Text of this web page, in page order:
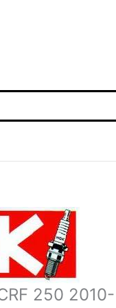
250 2010-
Aktueller
Preis
ist:
64,53€.